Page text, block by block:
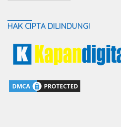
HAK CIPTA DILINDUNGI